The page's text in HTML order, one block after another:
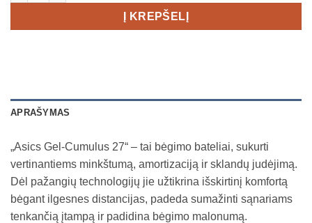
Į KREPŠELĮ
APRAŠYMAS
„Asics Gel-Cumulus 27“ – tai bėgimo bateliai, sukurti
vertinantiems minkštumą, amortizaciją ir sklandų judėjimą.
Dėl pažangių technologijų jie užtikrina išskirtinį komfortą
bėgant ilgesnes distancijas, padeda sumažinti sąnariams
tenkančią įtampą ir padidina bėgimo malonumą.